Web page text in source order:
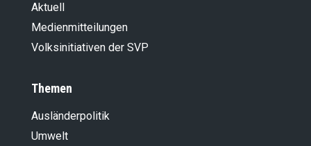
Aktuell
Medienmitteilungen
Volksinitiativen der SVP
Themen
Ausländer­politik
Umwelt